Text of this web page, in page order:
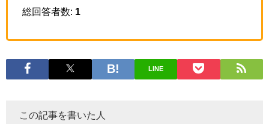
総回答者数: 1
LINE
この記事を書いた人